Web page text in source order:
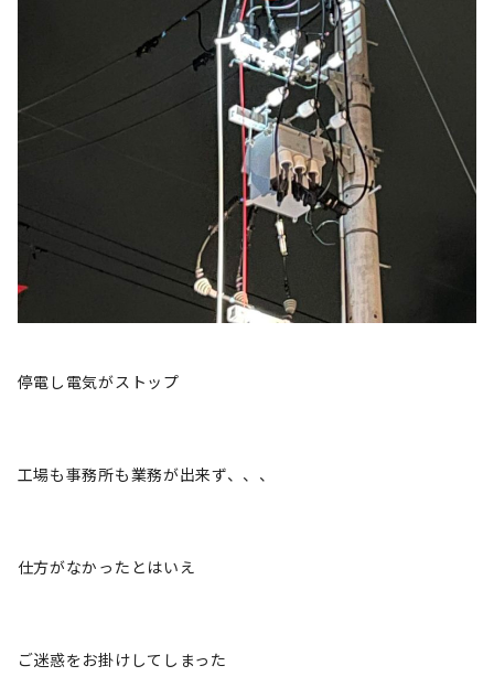
停電し電気がストップ
工場も事務所も業務が出来ず、、、
仕方がなかったとはいえ
ご迷惑をお掛けしてしまった